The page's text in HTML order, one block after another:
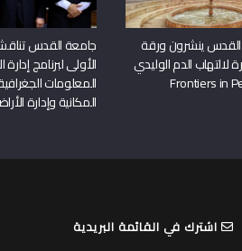
ينشرون ورقة
لالتهاب الدم الوليدي
جامعة القدس
الأولى لبرنامج
المعلومات
المكانية وإدارة
اشترك في القائمة البريدية